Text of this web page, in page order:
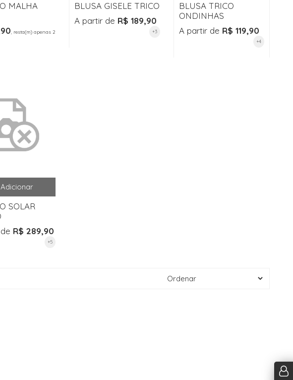
MALHA
, resta(m) apenas 2
BLUSA GISELE TRICO
A partir de R$ 189,90
+3
BLUSA TRICO
ONDINHAS
A partir de R$ 119,90
+4
SOLAR
R$ 289,90
+5